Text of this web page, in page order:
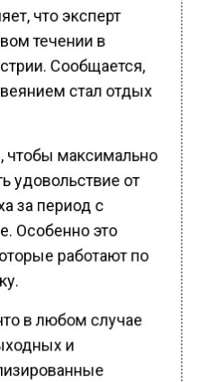
что эксперт
течении в
Сообщается,
стал отдых
чтобы максимально
удовольствие от
за период с
Особенно это
работают по
в любом случае
и